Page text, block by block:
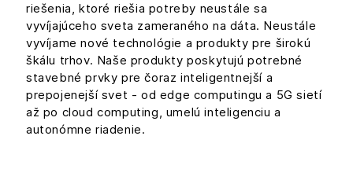
riešenia, ktoré riešia potreby neustále sa
vyvíjajúceho sveta zameraného na dáta. Neustále
vyvíjame nové technológie a produkty pre širokú
škálu trhov. Naše produkty poskytujú potrebné
stavebné prvky pre čoraz inteligentnejší a
prepojenejší svet - od edge computingu a 5G sietí
až po cloud computing, umelú inteligenciu a
autonómne riadenie.